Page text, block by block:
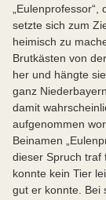
setzte sich zum
heimisch zu
Brutkästen von
her und hängte
ganz
damit
aufgenommen
Beinamen
dieser Spruch traf
konnte kein Tier
gut er konnte. Bei